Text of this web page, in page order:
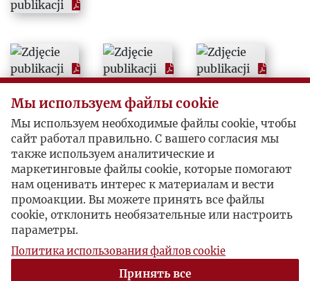
2003
2005
2006
2007
2008
Мы используем файлы cookie
Мы используем необходимые файлы cookie, чтобы
сайт работал правильно. С вашего согласия мы
также используем аналитические и
маркетинговые файлы cookie, которые помогают
нам оценивать интерес к материалам и вести
промоакции. Вы можете принять все файлы
cookie, отклонить необязательные или настроить
параметры.
Политика использования файлов cookie
Принять все